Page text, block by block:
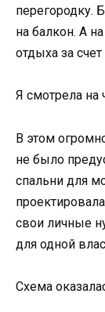
перегородку.
на балкон. А
отдыха за
Я смотрела на
В этом
не было
спальни для
свои личные
для одной
Схема